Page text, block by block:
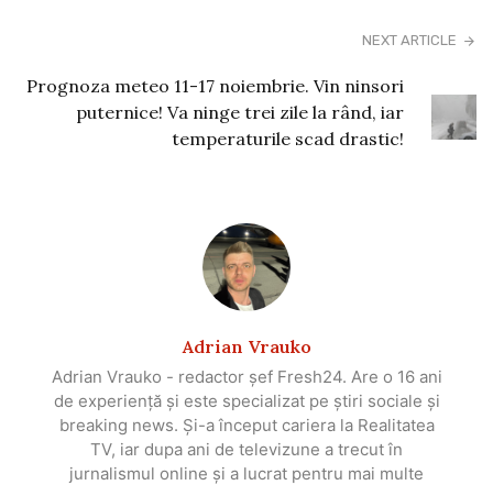
NEXT ARTICLE
Prognoza meteo 11-17 noiembrie. Vin ninsori
puternice! Va ninge trei zile la rând, iar
temperaturile scad drastic!
Adrian Vrauko
Adrian Vrauko - redactor șef Fresh24. Are o 16 ani
de experiență și este specializat pe știri sociale și
breaking news. Și-a început cariera la Realitatea
TV, iar dupa ani de televizune a trecut în
jurnalismul online și a lucrat pentru mai multe